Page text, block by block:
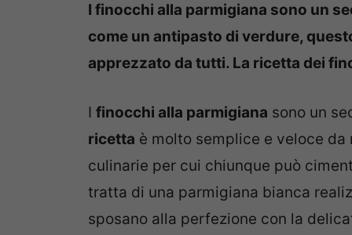
I finocchi alla parmigiana sono un
come un antipasto di verdure,
apprezzato da tutti. La ricetta dei
I finocchi alla parmigiana sono un
ricetta è molto semplice e veloce
culinarie per cui chiunque può
tratta di una parmigiana bianca
sposano alla perfezione con la